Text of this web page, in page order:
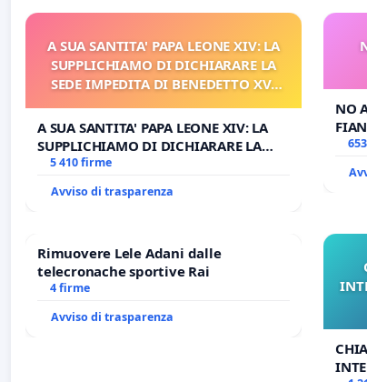
A SUA SANTITA' PAPA LEONE XIV: LA
SUPPLICHIAMO DI DICHIARARE LA
SEDE IMPEDITA DI BENEDETTO XVI
PROCESSO
A SUA SANTITA' PAPA LEONE XIV: LA
SUPPLICHIAMO DI DICHIARARE LA
SEDE IMPEDITA DI BENEDETTO XVI E/O
5 410 firme
Avviso di trasparenza
NO
Rimuovere Lele Adani dalle
telecronache sportive Rai
4 firme
Avviso di trasparenza